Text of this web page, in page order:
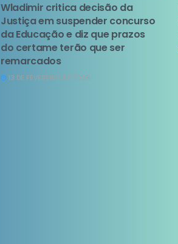
Wladimir critica decisão da
Justiça em suspender concurso
da Educação e diz que prazos
do certame terão que ser
remarcados
13 DE FEVEREIRO DE 2026